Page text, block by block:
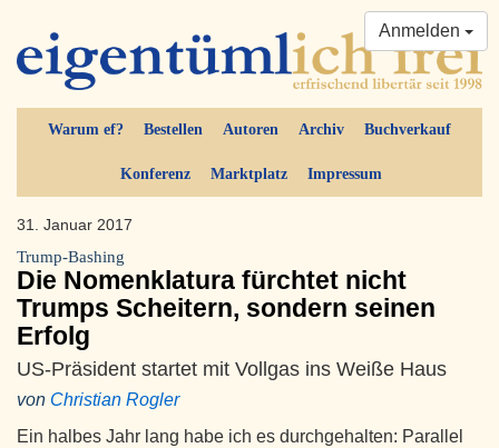
Warum ef? Bestellen Autoren Archiv Buchverkauf
Konferenz Marktplatz Impressum
Anmelden
31. Januar 2017
Trump-Bashing
Die Nomenklatura fürchtet nicht
Trumps Scheitern, sondern seinen
Erfolg
US-Präsident startet mit Vollgas ins Weiße Haus
von Christian Rogler
Ein halbes Jahr lang habe ich es durchgehalten: Parallel